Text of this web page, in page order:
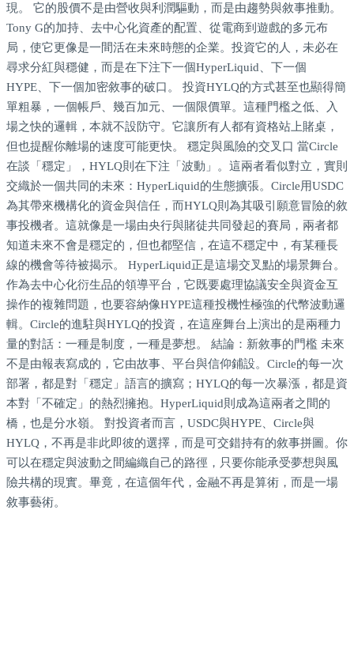
現。 它的股價不是由營收與利潤驅動，而是由趨勢與敘事推動。
Tony G的加持、去中心化資產的配置、從電商到遊戲的多元布
局，使它更像是一間活在未來時態的企業。投資它的人，未必在
尋求分紅與穩健，而是在下注下一個HyperLiquid、下一個
HYPE、下一個加密敘事的破口。 投資HYLQ的方式甚至也顯得簡
單粗暴，一個帳戶、幾百加元、一個限價單。這種門檻之低、入
場之快的邏輯，本就不設防守。它讓所有人都有資格站上賭桌，
但也提醒你離場的速度可能更快。 穩定與風險的交叉口 當Circle
在談「穩定」，HYLQ則在下注「波動」。這兩者看似對立，實則
交織於一個共同的未來：HyperLiquid的生態擴張。Circle用USDC
為其帶來機構化的資金與信任，而HYLQ則為其吸引願意冒險的敘
事投機者。這就像是一場由央行與賭徒共同發起的賽局，兩者都
知道未來不會是穩定的，但也都堅信，在這不穩定中，有某種長
線的機會等待被揭示。 HyperLiquid正是這場交叉點的場景舞台。
作為去中心化衍生品的領導平台，它既要處理協議安全與資金互
操作的複雜問題，也要容納像HYPE這種投機性極強的代幣波動邏
輯。Circle的進駐與HYLQ的投資，在這座舞台上演出的是兩種力
量的對話：一種是制度，一種是夢想。 結論：新敘事的門檻 未來
不是由報表寫成的，它由故事、平台與信仰鋪設。Circle的每一次
部署，都是對「穩定」語言的擴寫；HYLQ的每一次暴漲，都是資
本對「不確定」的熱烈擁抱。HyperLiquid則成為這兩者之間的
橋，也是分水嶺。 對投資者而言，USDC與HYPE、Circle與
HYLQ，不再是非此即彼的選擇，而是可交錯持有的敘事拼圖。你
可以在穩定與波動之間編織自己的路徑，只要你能承受夢想與風
險共構的現實。畢竟，在這個年代，金融不再是算術，而是一場
敘事藝術。